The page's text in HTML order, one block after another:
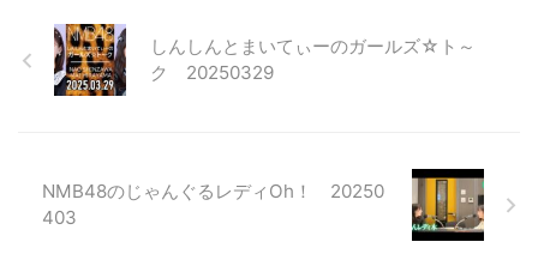
しんしんとまいてぃーのガールズ☆ト～
ク 20250329
NMB48のじゃんぐるレディOh！ 20250
403